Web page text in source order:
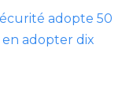
adopte 50
adopter dix